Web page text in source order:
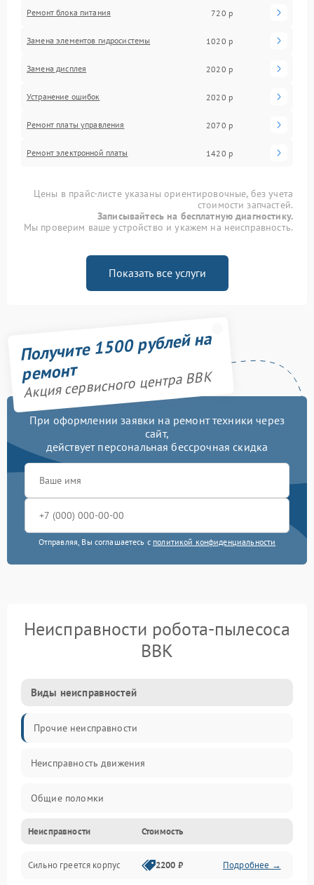
Ремонт блока питания 720 р
Замена элементов гидросистемы 1020 р
Замена дисплея 2020 р
Устранение ошибок 2020 р
Ремонт платы управления 2070 р
Ремонт электронной платы 1420 р
Цены в прайс-листе указаны ориентировочные, без учета
стоимости запчастей.
Записывайтесь на бесплатную диагностику.
Мы проверим ваше устройство и укажем на неисправность.
Показать все услуги
Получите 1500 рублей на
ремонт
Акция сервисного центра BBK
При оформлении заявки на ремонт техники через
сайт,
действует персональная бессрочная скидка
Отправляя, Вы соглашаетесь с политикой конфиденциальности
Неисправности робота-пылесоса
BBK
Виды неисправностей
Прочие неисправности
Неисправность движения
Общие поломки
Неисправность датчиков
Неисправность программного обеспечения
Неисправности Стоимость
Сильно греется корпус 2200 ₽ Подробнее →